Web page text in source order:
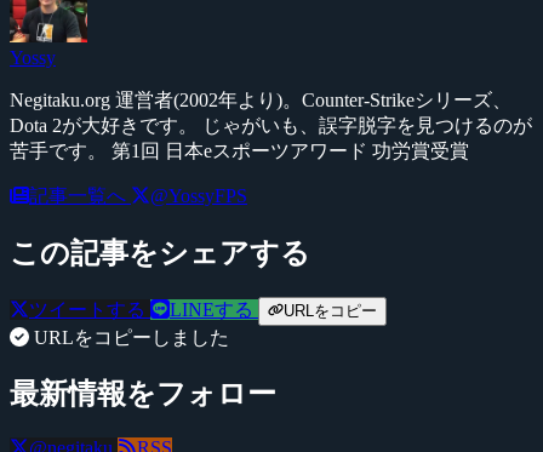
Yossy
Negitaku.org 運営者(2002年より)。Counter-Strikeシリーズ、
Dota 2が大好きです。 じゃがいも、誤字脱字を見つけるのが
苦手です。 第1回 日本eスポーツアワード 功労賞受賞
記事一覧へ @YossyFPS
この記事をシェアする
ツイートする LINEする URLをコピー
URLをコピーしました
最新情報をフォロー